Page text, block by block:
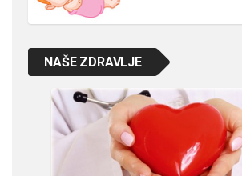
NAŠE ZDRAVLJE